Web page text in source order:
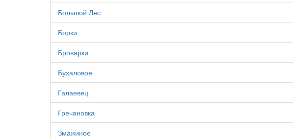
Большой Лес
Борки
Броварки
Бухаловое
Галаевец
Гречановка
Змажиное